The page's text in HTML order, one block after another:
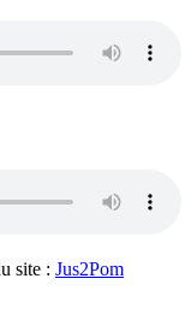
site : Jus2Pom